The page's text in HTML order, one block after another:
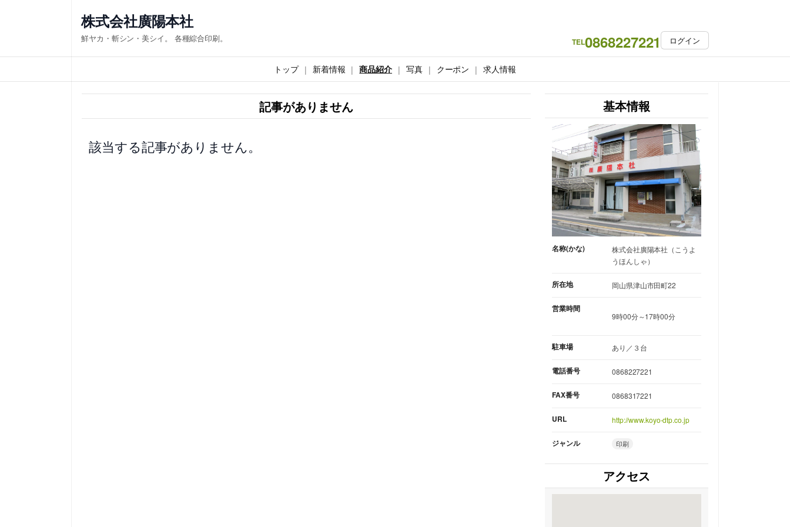
ス
キ
株式会社廣陽本社
鮮ヤカ・斬シン・美シイ。 各種綜合印刷。 TEL0868227221 ログイン
トップ 新着情報 商品紹介 写真 クーポン 求人情報
記事がありません
該当する記事がありません。
基本情報
名称(かな)
株式会社廣陽本社（こうよ
うほんしゃ）
所在地 岡山県津山市田町22
営業時間
9時00分～17時00分
駐車場 あり／３台
電話番号 0868227221
FAX番号 0868317221
URL http://www.koyo-dtp.co.jp
ジャンル 印刷
アクセス